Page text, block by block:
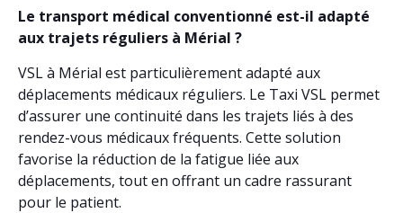
Le transport médical conventionné est-il adapté
aux trajets réguliers à Mérial ?
VSL à Mérial est particulièrement adapté aux
déplacements médicaux réguliers. Le Taxi VSL permet
d’assurer une continuité dans les trajets liés à des
rendez-vous médicaux fréquents. Cette solution
favorise la réduction de la fatigue liée aux
déplacements, tout en offrant un cadre rassurant
pour le patient.